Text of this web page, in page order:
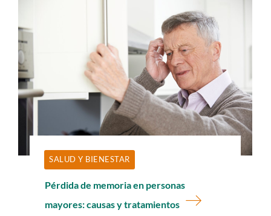
SALUD Y BIENESTAR
Pérdida de memoria en personas
mayores: causas y tratamientos